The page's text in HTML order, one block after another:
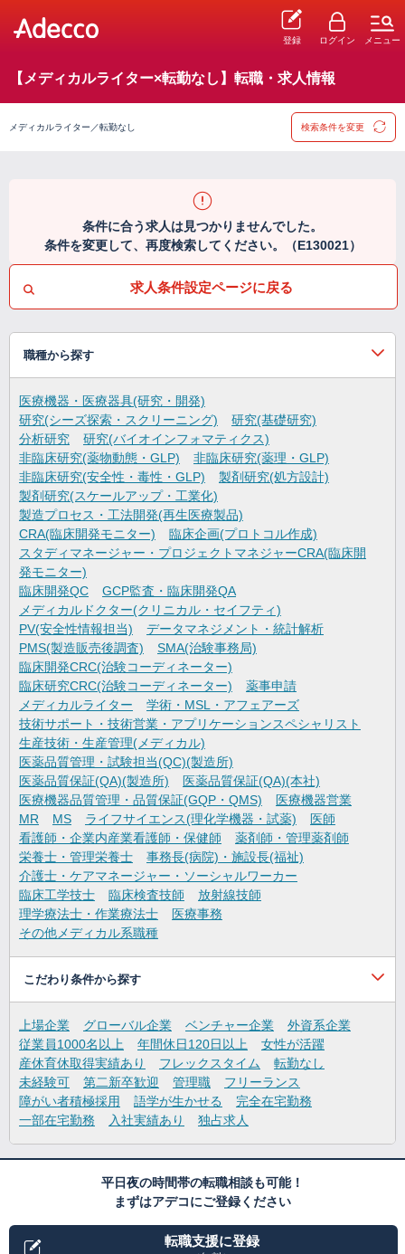
登録 ログイン メニュー
【メディカルライター×転勤なし】転職・求人情報
メディカルライター／転勤なし 検索条件を変更
条件に合う求人は見つかりませんでした。
条件を変更して、再度検索してください。（E130021）
求人条件設定ページに戻る
職種から探す
医療機器・医療器具(研究・開発)
研究(シーズ探索・スクリーニング)
研究(基礎研究)
分析研究
研究(バイオインフォマティクス)
非臨床研究(薬物動態・GLP)
非臨床研究(薬理・GLP)
非臨床研究(安全性・毒性・GLP)
製剤研究(処方設計)
製剤研究(スケールアップ・工業化)
製造プロセス・工法開発(再生医療製品)
CRA(臨床開発モニター)
臨床企画(プロトコル作成)
スタディマネージャー・プロジェクトマネジャーCRA(臨床開
発モニター)
臨床開発QC
GCP監査・臨床開発QA
メディカルドクター(クリニカル・セイフティ)
PV(安全性情報担当)
データマネジメント・統計解析
PMS(製造販売後調査)
SMA(治験事務局)
臨床開発CRC(治験コーディネーター)
臨床研究CRC(治験コーディネーター)
薬事申請
メディカルライター
学術・MSL・アフェアーズ
技術サポート・技術営業・アプリケーションスペシャリスト
生産技術・生産管理(メディカル)
医薬品質管理・試験担当(QC)(製造所)
医薬品質保証(QA)(製造所)
医薬品質保証(QA)(本社)
医療機器品質管理・品質保証(GQP・QMS)
医療機器営業
MR
MS ライフサイエンス(理化学機器・試薬)
医師
看護師・企業内産業看護師・保健師
薬剤師・管理薬剤師
栄養士・管理栄養士
事務長(病院)・施設長(福祉)
介護士・ケアマネージャー・ソーシャルワーカー
臨床工学技士
臨床検査技師
放射線技師
理学療法士・作業療法士
医療事務
その他メディカル系職種
こだわり条件から探す
上場企業 グローバル企業 ベンチャー企業
外資系企業
従業員1000名以上
年間休日120日以上
女性が活躍
産休育休取得実績あり
フレックスタイム
転勤なし
未経験可
第二新卒歓迎 管理職
フリーランス
障がい者積極採用
語学が生かせる
完全在宅勤務
一部在宅勤務
入社実績あり 独占求人
平日夜の時間帯の転職相談も可能！
まずはアデコにご登録ください
転職支援に登録